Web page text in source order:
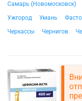
Самарь (Новомосковск)
Ужгород
Умань
Черкассы
Чернигов